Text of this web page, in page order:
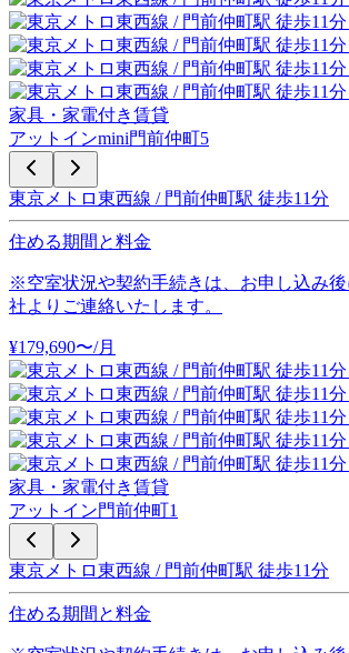
家具・家電付き賃貸
アットインmini門前仲町5
東京メトロ東西線 / 門前仲町駅 徒歩11分
住める期間と料金
※空室状況や契約手続きは、お申し込み
社よりご連絡いたします。
¥179,690〜/月
家具・家電付き賃貸
アットイン門前仲町1
東京メトロ東西線 / 門前仲町駅 徒歩11分
住める期間と料金